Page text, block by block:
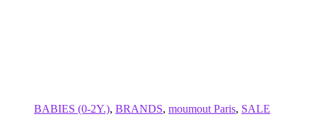
BABIES (0-2Y.), BRANDS, moumout Paris, SALE